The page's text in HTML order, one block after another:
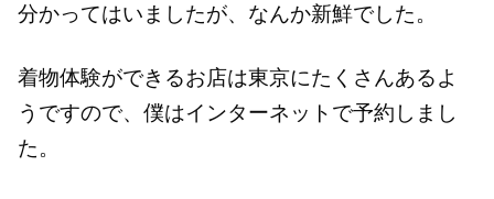
分かってはいましたが、なんか新鮮でした。
着物体験ができるお店は東京にたくさんあるよ
うですので、僕はインターネットで予約しまし
た。